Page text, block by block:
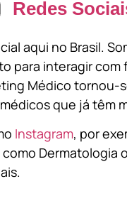
Redes
aqui no Brasil.
para interagir com
Médico
que já têm
Instagram, por
Dermatologia